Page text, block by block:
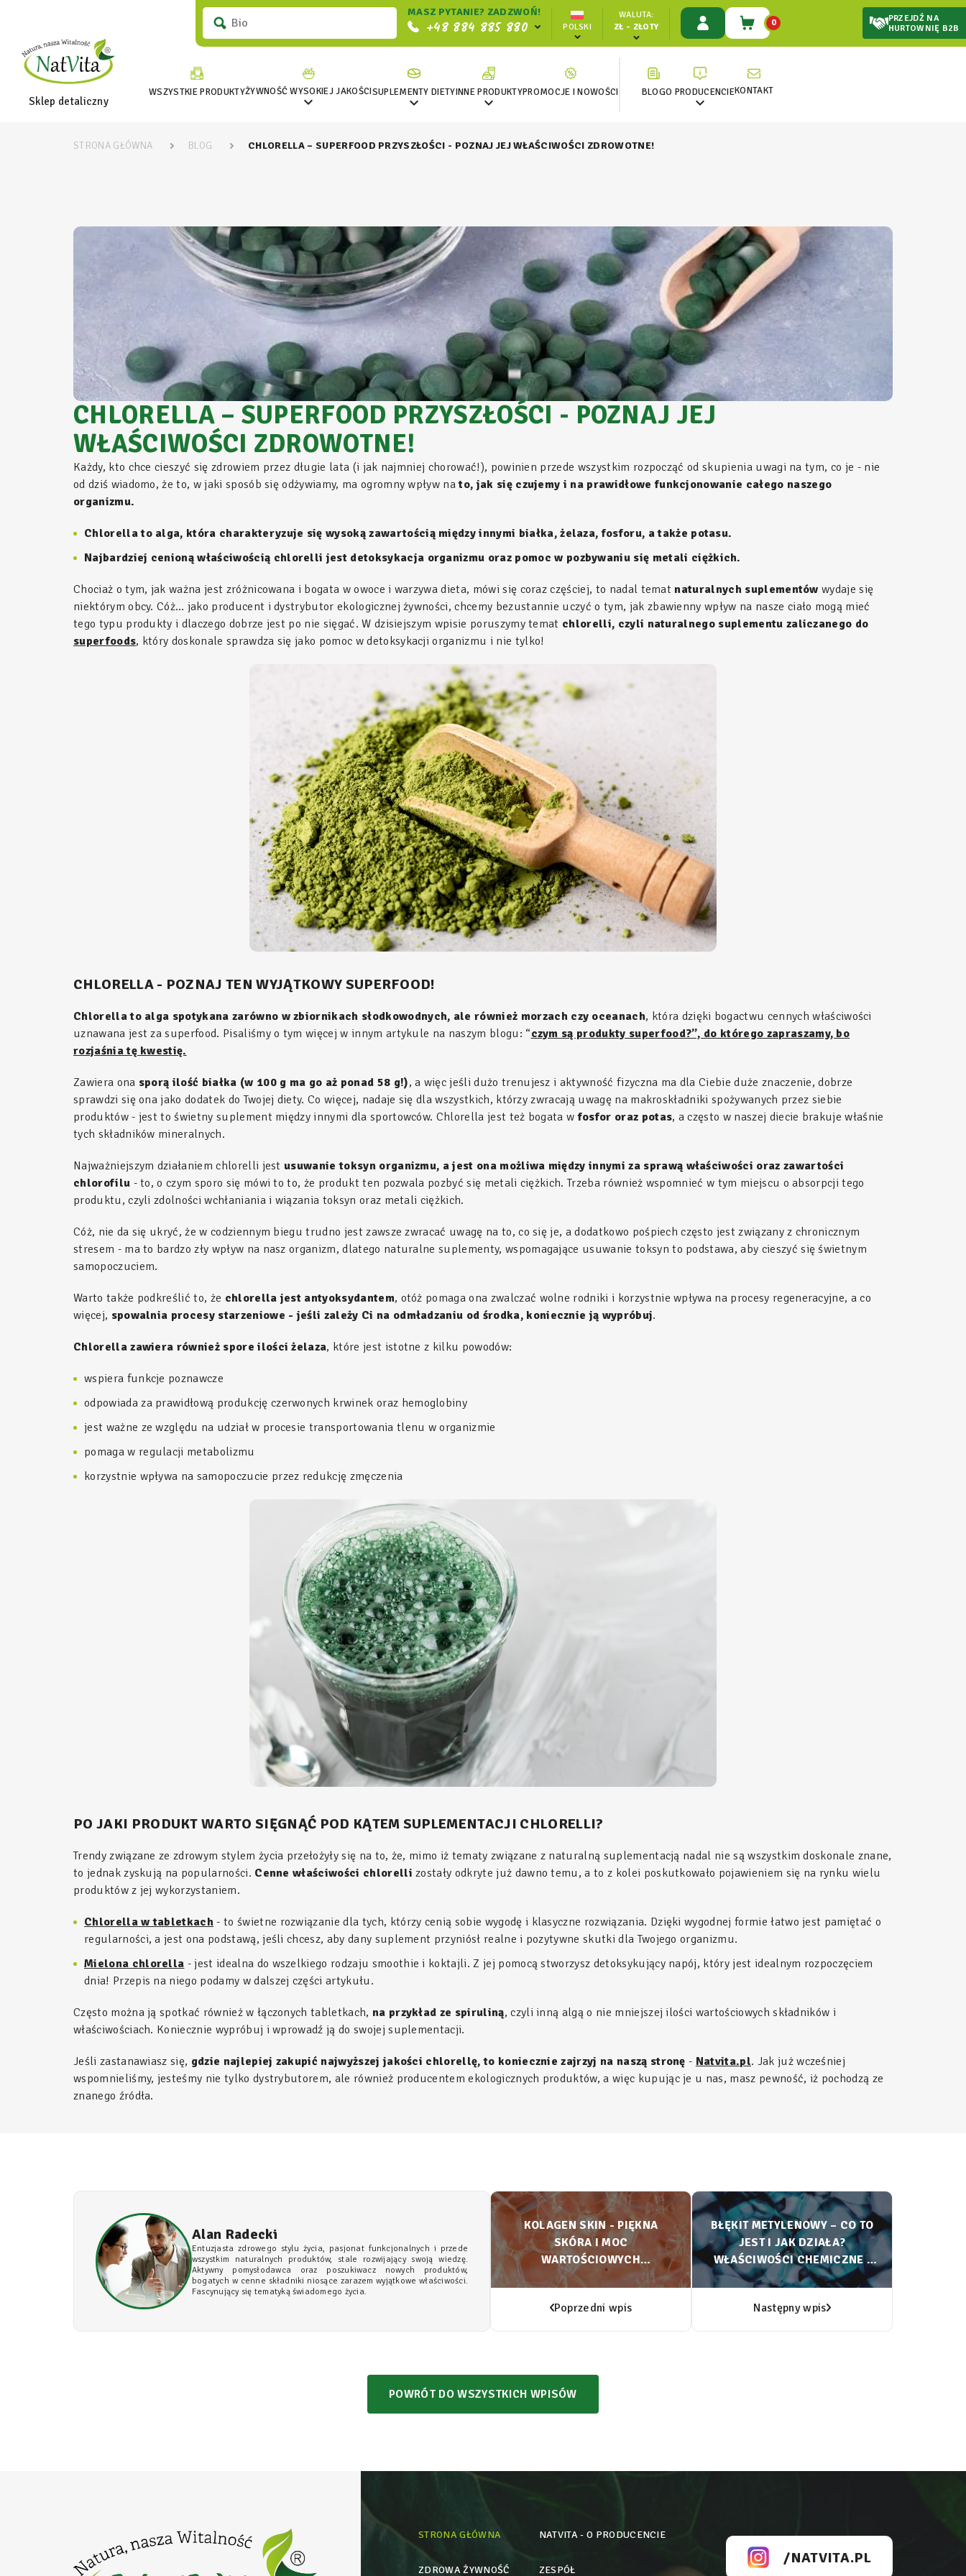
Sklep detaliczny
MASZ PYTANIE? ZADZWOŃ!
+48 884 885 880 POLSKI
WALUTA:
ZŁ - ZŁOTY
0
PRZEJDŹ NA
HURTOWNIĘ B2B
WSZYSTKIE PRODUKTYŻYWNOŚĆ WYSOKIEJ JAKOŚCI

SUPLEMENTY DIETY

INNE PRODUKTY

PROMOCJE I NOWOŚCI BLOGO PRODUCENCIE

KONTAKT
STRONA GŁÓWNA BLOG CHLORELLA – SUPERFOOD PRZYSZŁOŚCI - POZNAJ JEJ WŁAŚCIWOŚCI ZDROWOTNE!
CHLORELLA – SUPERFOOD PRZYSZŁOŚCI - POZNAJ JEJ
WŁAŚCIWOŚCI ZDROWOTNE!
Każdy, kto chce cieszyć się zdrowiem przez długie lata (i jak najmniej chorować!), powinien przede wszystkim rozpocząć od skupienia uwagi na tym, co je - nie
od dziś wiadomo, że to, w jaki sposób się odżywiamy, ma ogromny wpływ nato, jak się czujemy i na prawidłowe funkcjonowanie całego naszego
organizmu.
Chlorella to alga, która charakteryzuje się wysoką zawartością między innymi białka, żelaza, fosforu, a także potasu.
Najbardziej cenioną właściwością chlorelli jest detoksykacja organizmu oraz pomoc w pozbywaniu się metali ciężkich.
Chociaż o tym, jak ważna jest zróżnicowana i bogata w owoce i warzywa dieta, mówi się coraz częściej, to nadal temat naturalnych suplementówwydaje się
niektórym obcy. Cóż… jako producent i dystrybutor ekologicznej żywności, chcemy bezustannie uczyć o tym, jak zbawienny wpływ na nasze ciało mogą mieć
tego typu produkty i dlaczego dobrze jest po nie sięgać. W dzisiejszym wpisie poruszymy temat chlorelli, czyli naturalnego suplementu zaliczanego do
superfoods, który doskonale sprawdza się jako pomoc w detoksykacji organizmu i nie tylko!
CHLORELLA - POZNAJ TEN WYJĄTKOWY SUPERFOOD!
Chlorella to alga spotykana zarówno w zbiornikach słodkowodnych, ale również morzach czy oceanach, która dzięki bogactwu cennych właściwości
uznawana jest za superfood. Pisaliśmy o tym więcej w innym artykule na naszym blogu: “czym są produkty superfood?”, do którego zapraszamy, bo
rozjaśnia tę kwestię.
Zawiera ona sporą ilość białka (w 100 g ma go aż ponad 58 g!), a więc jeśli dużo trenujesz i aktywność fizyczna ma dla Ciebie duże znaczenie, dobrze
sprawdzi się ona jako dodatek do Twojej diety. Co więcej, nadaje się dla wszystkich, którzy zwracają uwagę na makroskładniki spożywanych przez siebie
produktów - jest to świetny suplement między innymi dla sportowców. Chlorella jest też bogata wfosfor oraz potas, a często w naszej diecie brakuje właśnie
tych składników mineralnych.
Najważniejszym działaniem chlorelli jestusuwanie toksyn organizmu, a jest ona możliwa między innymi za sprawą właściwości oraz zawartości
chlorofilu - to, o czym sporo się mówi to to, że produkt ten pozwala pozbyć się metali ciężkich. Trzeba również wspomnieć w tym miejscu o absorpcji tego
produktu, czyli zdolności wchłaniania i wiązania toksyn oraz metali ciężkich.
Cóż, nie da się ukryć, że w codziennym biegu trudno jest zawsze zwracać uwagę na to, co się je, a dodatkowo pośpiech często jest związany z chronicznym
stresem - ma to bardzo zły wpływ na nasz organizm, dlatego naturalne suplementy, wspomagające usuwanie toksyn to podstawa, aby cieszyć się świetnym
samopoczuciem.
Warto także podkreślić to, że chlorella jest antyoksydantem, otóż pomaga ona zwalczać wolne rodniki i korzystnie wpływa na procesy regeneracyjne, a co
więcej, spowalnia procesy starzeniowe - jeśli zależy Ci na odmładzaniu od środka, koniecznie ją wypróbuj.
Chlorella zawiera również spore ilości żelaza, które jest istotne z kilku powodów:
wspiera funkcje poznawcze
odpowiada za prawidłową produkcję czerwonych krwinek oraz hemoglobiny
jest ważne ze względu na udział w procesie transportowania tlenu w organizmie
pomaga w regulacji metabolizmu
korzystnie wpływa na samopoczucie przez redukcję zmęczenia
PO JAKI PRODUKT WARTO SIĘGNĄĆ POD KĄTEM SUPLEMENTACJI CHLORELLI?
Trendy związane ze zdrowym stylem życia przełożyły się na to, że, mimo iż tematy związane z naturalną suplementacją nadal nie są wszystkim doskonale znane,
to jednak zyskują na popularności. Cenne właściwości chlorelli zostały odkryte już dawno temu, a to z kolei poskutkowało pojawieniem się na rynku wielu
produktów z jej wykorzystaniem.
Chlorella w tabletkach - to świetne rozwiązanie dla tych, którzy cenią sobie wygodę i klasyczne rozwiązania. Dzięki wygodnej formie łatwo jest pamiętać o
regularności, a jest ona podstawą, jeśli chcesz, aby dany suplement przyniósł realne i pozytywne skutki dla Twojego organizmu.
Mielona chlorella - jest idealna do wszelkiego rodzaju smoothie i koktajli. Z jej pomocą stworzysz detoksykujący napój, który jest idealnym rozpoczęciem
dnia! Przepis na niego podamy w dalszej części artykułu.
Często można ją spotkać również w łączonych tabletkach, na przykład ze spiruliną, czyli inną algą o nie mniejszej ilości wartościowych składników i
właściwościach. Koniecznie wypróbuj i wprowadź ją do swojej suplementacji.
Jeśli zastanawiasz się, gdzie najlepiej zakupić najwyższej jakości chlorellę, to koniecznie zajrzyj na naszą stronę - Natvita.pl. Jak już wcześniej
wspomnieliśmy, jesteśmy nie tylko dystrybutorem, ale również producentem ekologicznych produktów, a więc kupując je u nas, masz pewność, iż pochodzą ze
znanego źródła.
Alan Radecki
Entuzjasta zdrowego stylu życia, pasjonat funkcjonalnych i przede
wszystkim naturalnych produktów, stale rozwijający swoją wiedzę.
Aktywny pomysłodawca oraz poszukiwacz nowych produktów,
bogatych w cenne składniki niosące zarazem wyjątkowe właściwości.
Fascynujący się tematyką świadomego życia.
KOLAGEN SKIN - PIĘKNA
SKÓRA I MOC
WARTOŚCIOWYCH
WŁAŚCIWOŚCI
Poprzedni wpis
BŁĘKIT METYLENOWY – CO TO
JEST I JAK DZIAŁA?
WŁAŚCIWOŚCI CHEMICZNE I
ZASTOSOWANIE.
Następny wpis
POWRÓT DO WSZYSTKICH WPISÓW
STRONA GŁÓWNA
ZDROWA ŻYWNOŚĆ
NATVITA - O PRODUCENCIE
ZESPÓŁ
/NATVITA.PL